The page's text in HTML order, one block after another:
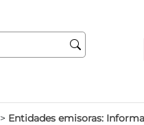
> Entidades emisoras: